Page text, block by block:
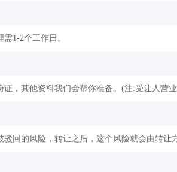
1-2个工作日。
，其他资料我们会帮你准备。(注:受让人营
回的风险，转让之后，这个风险就会由转让